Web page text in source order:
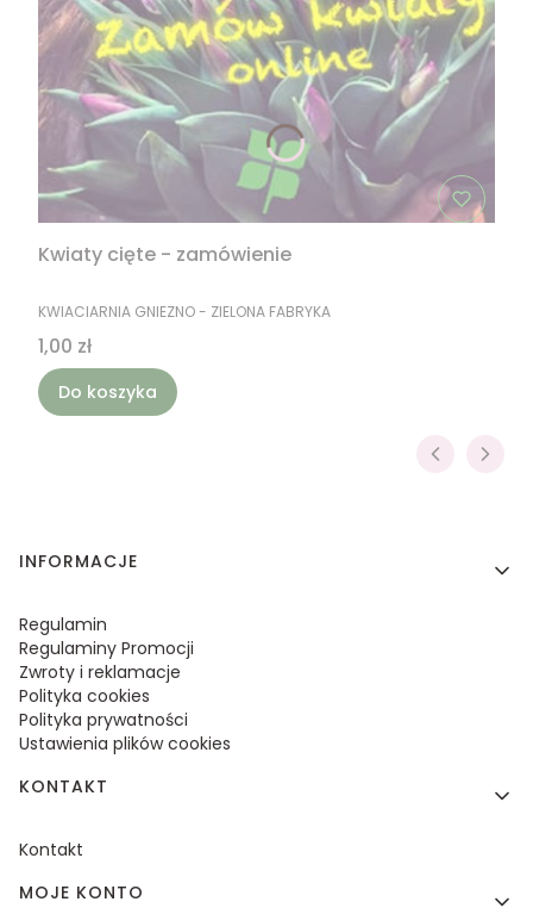
Kwiaty cięte - zamówienie
PRODUCENT
KWIACIARNIA GNIEZNO - ZIELONA FABRYKA
Cena
1,00 zł
Do koszyka
Linki w stopce
INFORMACJE
Regulamin
Regulaminy Promocji
Zwroty i reklamacje
Polityka cookies
Polityka prywatności
Ustawienia plików cookies
KONTAKT
Kontakt
MOJE KONTO